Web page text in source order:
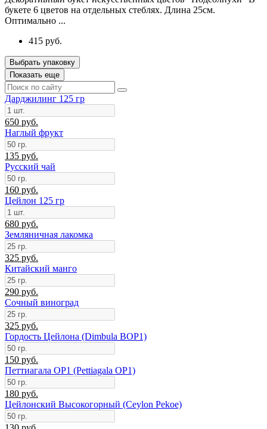
букете 6 цветов на отдельных стеблях. Длина 25см.
Оптимально ...
415 руб.
Выбрать упаковку
Показать еще
Дарджилинг 125 гр
650 руб.
Наглый фрукт
135 руб.
Русский чай
160 руб.
Цейлон 125 гр
680 руб.
Земляничная лакомка
325 руб.
Китайский манго
290 руб.
Сочный виноград
325 руб.
Гордость Цейлона (Dimbula BOP1)
150 руб.
Петтиагала ОР1 (Pettiagala OP1)
180 руб.
Цейлонский Высокогорный (Ceylon Pekoe)